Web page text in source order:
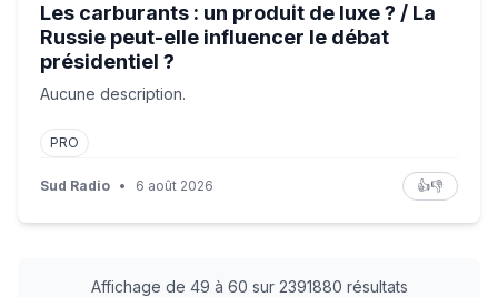
Les carburants : un produit de luxe ? / La
Russie peut-elle influencer le débat
présidentiel ?
Aucune description.
PRO
Sud Radio • 6 août 2026 👍👎
Affichage de 49 à 60 sur 2391880 résultats